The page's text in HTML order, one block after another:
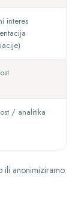
interes
/ analitika
ili anonimiziramo.